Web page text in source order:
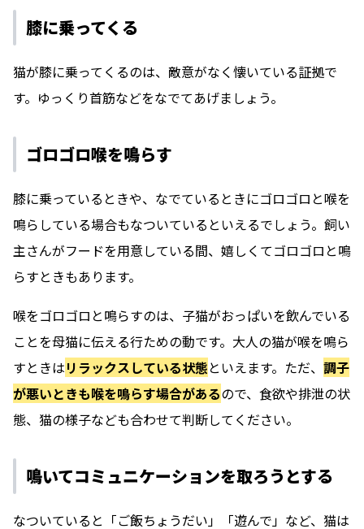
膝に乗ってくる
猫が膝に乗ってくるのは、敵意がなく懐いている証拠で
す。ゆっくり首筋などをなでてあげましょう。
ゴロゴロ喉を鳴らす
膝に乗っているときや、なでているときにゴロゴロと喉を
鳴らしている場合もなついているといえるでしょう。飼い
主さんがフードを用意している間、嬉しくてゴロゴロと鳴
らすときもあります。
喉をゴロゴロと鳴らすのは、子猫がおっぱいを飲んでいる
ことを母猫に伝える行ための動です。大人の猫が喉を鳴ら
すときはリラックスしている状態といえます。ただ、 調子
が悪いときも喉を鳴らす場合があるので、食欲や排泄の状
態、猫の様子なども合わせて判断してください。
鳴いてコミュニケーションを取ろうとする
なついていると「ご飯ちょうだい」「遊んで」など、猫は